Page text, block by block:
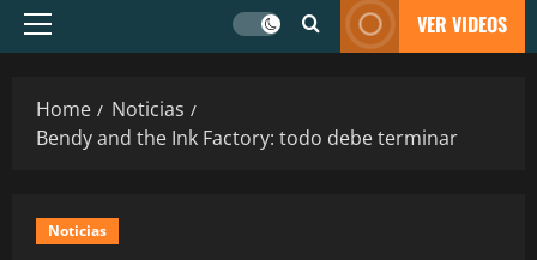
VER VIDEOS
Home
Noticias
Bendy and the Ink Factory: todo debe terminar
Noticias